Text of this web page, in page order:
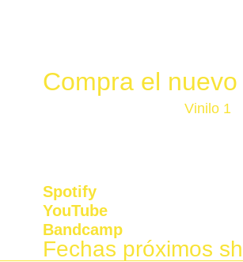
Compra el
Vinilo 1
Spotify
YouTube
Bandcamp
Fechas próximos